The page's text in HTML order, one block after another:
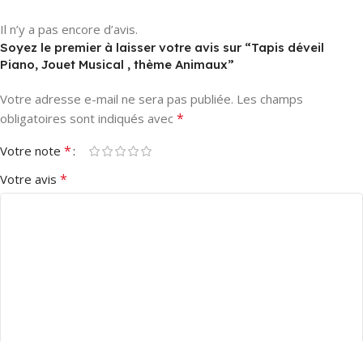
Il n’y a pas encore d’avis.
Soyez le premier à laisser votre avis sur “Tapis déveil
Piano, Jouet Musical , thème Animaux”
Votre adresse e-mail ne sera pas publiée. Les champs
obligatoires sont indiqués avec *
Votre note *
Votre avis *